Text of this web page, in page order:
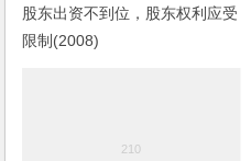
股东出资不到位，股东权利应受
限制(2008)